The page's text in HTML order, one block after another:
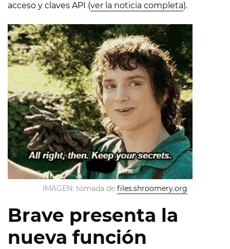
acceso y claves API (ver la noticia completa).
IMAGEN: tomada de files.shroomery.org
Brave presenta la
nueva función